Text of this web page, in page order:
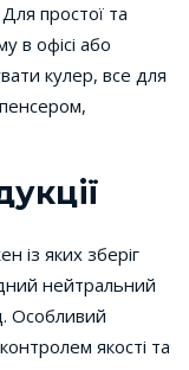
простої та
в офісі або
кулер, все для
із яких зберіг
нейтральний
Особливий
якості та